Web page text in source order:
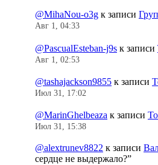
@MihaNou-o3g к записи
Авг 1, 04:33
@PascualEsteban-j9s к записи
Авг 1, 02:53
@tashajackson9855 к записи
Июл 31, 17:02
@MarinGhelbeaza к записи
Июл 31, 15:38
@alextrunev8822 к записи
сердце не выдержало?”